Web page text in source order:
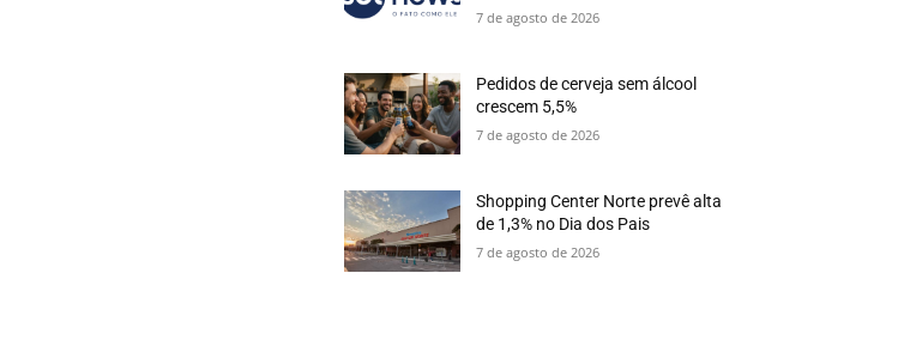
7 de agosto de 2026
Pedidos de cerveja sem álcool
crescem 5,5%
7 de agosto de 2026
Shopping Center Norte prevê alta
de 1,3% no Dia dos Pais
7 de agosto de 2026